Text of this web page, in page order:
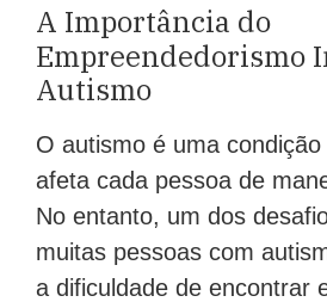
A Importância do
Empreendedorismo
Autismo
O autismo é uma
afeta cada pessoa de
No entanto, um dos
muitas pessoas com
a dificuldade de encontrar